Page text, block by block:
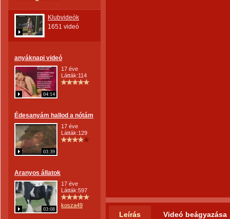
Klubvideók
1651 videó
anyáknapi videó
04:14
17 éve
Látták:114
Édesanyám hallod a nótám
03:39
17 éve
Látták:129
Aranyos állatok
03:08
17 éve
Látták:597
kosza49
Leírás Videó beágyazása